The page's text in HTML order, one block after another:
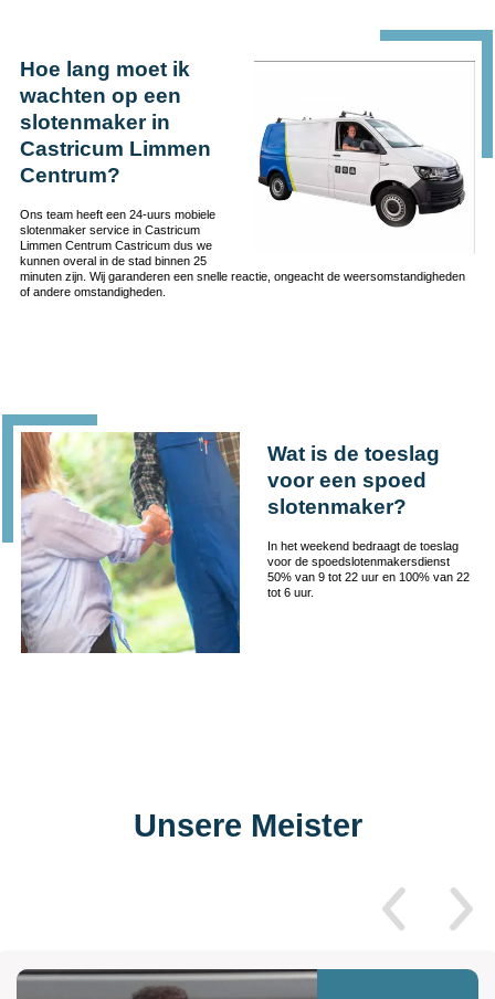
Hoe lang moet ik
wachten op een
slotenmaker in
Castricum Limmen
Centrum?
Ons team heeft een 24-uurs mobiele
slotenmaker service in Castricum
Limmen Centrum Castricum dus we
kunnen overal in de stad binnen 25
minuten zijn. Wij garanderen een snelle reactie, ongeacht de weersomstandigheden
of andere omstandigheden.
Wat is de toeslag
voor een spoed
slotenmaker?
In het weekend bedraagt de toeslag
voor de spoedslotenmakersdienst
50% van 9 tot 22 uur en 100% van 22
tot 6 uur.
Unsere Meister